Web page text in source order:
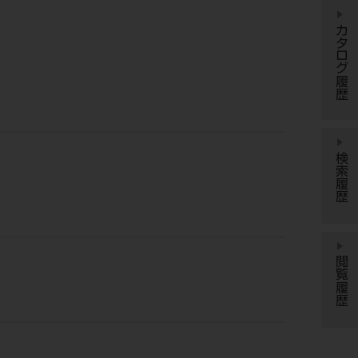
カタログ履歴
検索履歴
閲覧履歴